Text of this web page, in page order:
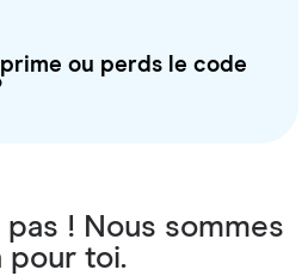
ou perds le code
! Nous sommes
pour toi.